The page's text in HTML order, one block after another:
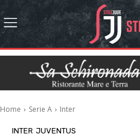
Home Serie A Inter
INTER JUVENTUS